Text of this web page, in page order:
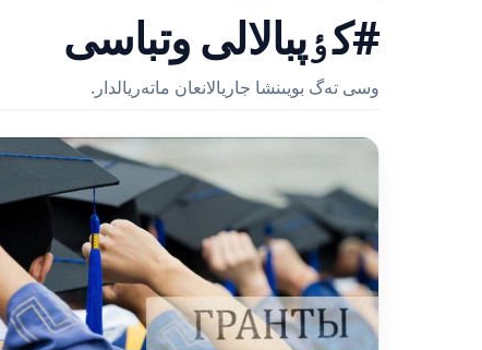
#كٶپبالالى وتباسى
وسى تەگ بويىنشا جاريالانعان ماتەريالدار.